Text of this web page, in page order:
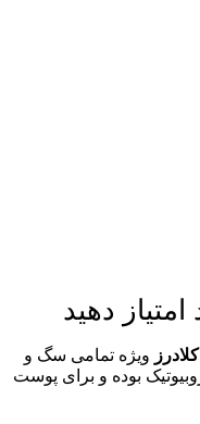
دهید
کلادرز ویژه تمامی سگ و
بوده و برای پوست